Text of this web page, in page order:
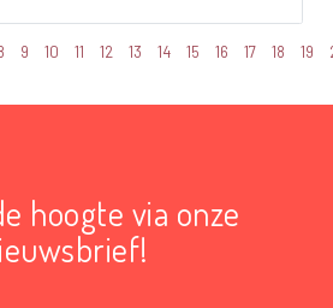
9 10 11 12 13 14 15 16 17 18 19
hoogte via onze